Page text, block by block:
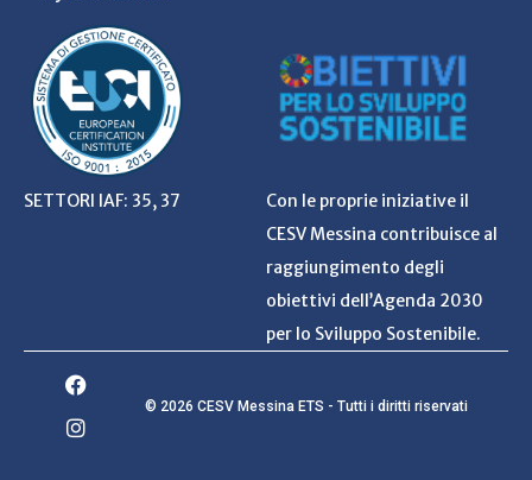
SETTORI IAF: 35, 37
Con le proprie iniziative il
CESV Messina contribuisce al
raggiungimento degli
obiettivi dell’Agenda 2030
per lo Sviluppo Sostenibile.
© 2026 CESV Messina ETS - Tutti i diritti riservati